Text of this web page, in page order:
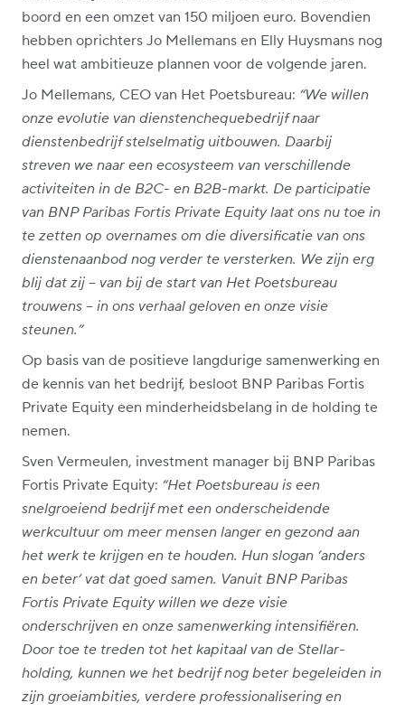
boord en een omzet van 150 miljoen euro. Bovendien
hebben oprichters Jo Mellemans en Elly Huysmans nog
heel wat ambitieuze plannen voor de volgende jaren.
Jo Mellemans, CEO van Het Poetsbureau: “We willen
onze evolutie van dienstenchequebedrijf naar
dienstenbedrijf stelselmatig uitbouwen. Daarbij
streven we naar een ecosysteem van verschillende
activiteiten in de B2C- en B2B-markt. De participatie
van BNP Paribas Fortis Private Equity laat ons nu toe in
te zetten op overnames om die diversificatie van ons
dienstenaanbod nog verder te versterken. We zijn erg
blij dat zij – van bij de start van Het Poetsbureau
trouwens – in ons verhaal geloven en onze visie
steunen.”
Op basis van de positieve langdurige samenwerking en
de kennis van het bedrijf, besloot BNP Paribas Fortis
Private Equity een minderheidsbelang in de holding te
nemen.
Sven Vermeulen, investment manager bij BNP Paribas
Fortis Private Equity: “Het Poetsbureau is een
snelgroeiend bedrijf met een onderscheidende
werkcultuur om meer mensen langer en gezond aan
het werk te krijgen en te houden. Hun slogan ‘anders
en beter’ vat dat goed samen. Vanuit BNP Paribas
Fortis Private Equity willen we deze visie
onderschrijven en onze samenwerking intensifiëren.
Door toe te treden tot het kapitaal van de Stellar-
holding, kunnen we het bedrijf nog beter begeleiden in
zijn groeiambities, verdere professionalisering en